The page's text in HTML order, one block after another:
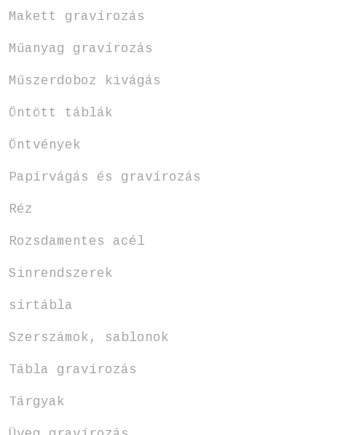
Makett gravírozás
Műanyag gravírozás
Műszerdoboz kivágás
Öntött táblák
Öntvények
Papírvágás és gravírozás
Réz
Rozsdamentes acél
Sinrendszerek
sírtábla
Szerszámok, sablonok
Tábla gravírozás
Tárgyak